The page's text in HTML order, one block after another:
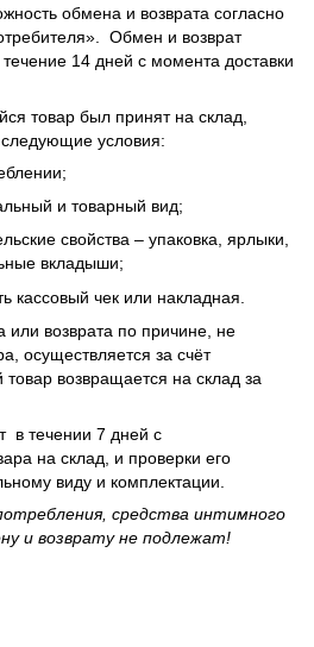
обмена и возврата согласно
Обмен и возврат
14 дней с момента доставки
товар был принят на склад,
условия:
и товарный вид;
свойства – упаковка, ярлыки,
вкладыши;
кассовый чек или накладная.
или возврата по причине, не
осуществляется за счёт
возвращается на склад за
в течении 7 дней с
на склад, и проверки его
виду и комплектации.
средства интимного
и возврату не подлежат!